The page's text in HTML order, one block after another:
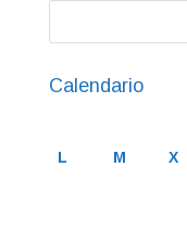
Calendario
L M X